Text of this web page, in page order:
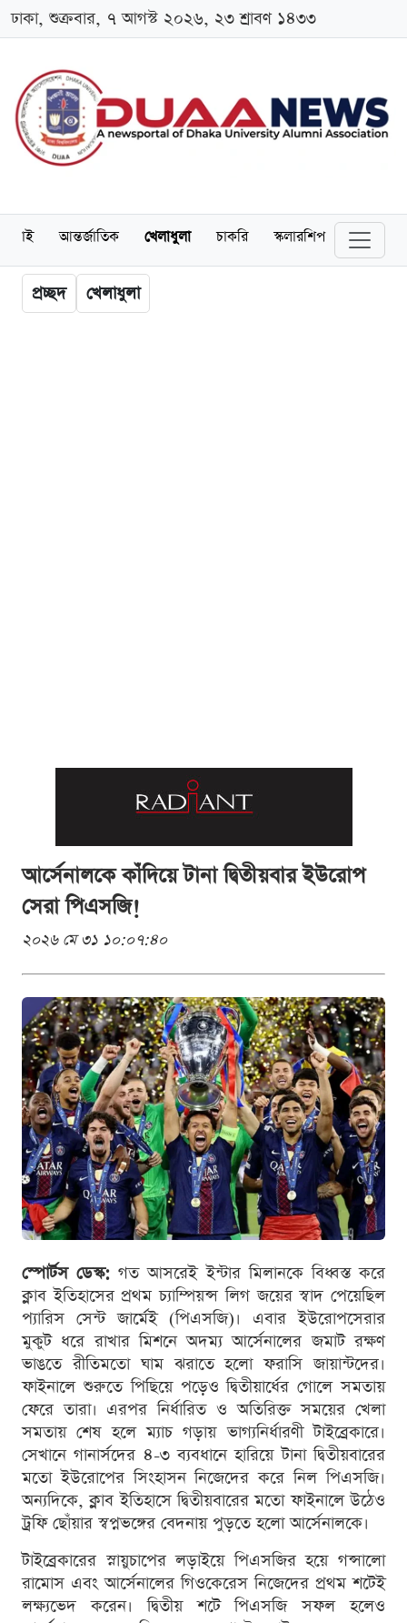
ঢাকা, শুক্রবার, ৭ আগস্ট ২০২৬, ২৩ শ্রাবণ ১৪৩৩
আন্তর্জাতিক খেলাধুলা চাকরি স্কলারশিপ বিনোদন
প্রচ্ছদ খেলাধুলা
আর্সেনালকে কাঁদিয়ে টানা দ্বিতীয়বার ইউরোপ
সেরা পিএসজি!
২০২৬ মে ৩১ ১০:০৭:৪০
স্পোর্টস ডেস্ক: গত আসরেই ইন্টার মিলানকে বিধ্বস্ত করে
ক্লাব ইতিহাসের প্রথম চ্যাম্পিয়ন্স লিগ জয়ের স্বাদ পেয়েছিল
প্যারিস সেন্ট জার্মেই (পিএসজি)। এবার ইউরোপসেরার
মুকুট ধরে রাখার মিশনে অদম্য আর্সেনালের জমাট রক্ষণ
ভাঙতে রীতিমতো ঘাম ঝরাতে হলো ফরাসি জায়ান্টদের।
ফাইনালে শুরুতে পিছিয়ে পড়েও দ্বিতীয়ার্ধের গোলে সমতায়
ফেরে তারা। এরপর নির্ধারিত ও অতিরিক্ত সময়ের খেলা
সমতায় শেষ হলে ম্যাচ গড়ায় ভাগ্যনির্ধারণী টাইব্রেকারে।
সেখানে গানার্সদের ৪-৩ ব্যবধানে হারিয়ে টানা দ্বিতীয়বারের
মতো ইউরোপের সিংহাসন নিজেদের করে নিল পিএসজি।
অন্যদিকে, ক্লাব ইতিহাসে দ্বিতীয়বারের মতো ফাইনালে উঠেও
ট্রফি ছোঁয়ার স্বপ্নভঙ্গের বেদনায় পুড়তে হলো আর্সেনালকে।
টাইব্রেকারের স্নায়ুচাপের লড়াইয়ে পিএসজির হয়ে গন্সালো
রামোস এবং আর্সেনালের গিওকেরেস নিজেদের প্রথম শটেই
লক্ষ্যভেদ করেন। দ্বিতীয় শটে পিএসজি সফল হলেও